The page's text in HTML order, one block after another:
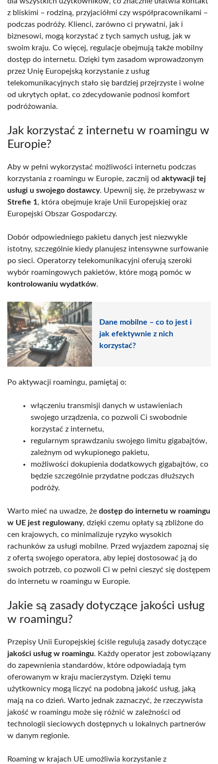
z bliskimi – rodziną, przyjaciółmi czy współpracownikami –
podczas podróży. Klienci, zarówno ci prywatni, jak i
biznesowi, mogą korzystać z tych samych usług, jak w
swoim kraju. Co więcej, regulacje obejmują także mobilny
dostęp do internetu. Dzięki tym zasadom wprowadzonym
przez Unię Europejską korzystanie z usług
telekomunikacyjnych stało się bardziej przejrzyste i wolne
od ukrytych opłat, co zdecydowanie podnosi komfort
podróżowania.
Jak korzystać z internetu w roamingu w
Europie?
Aby w pełni wykorzystać możliwości internetu podczas
korzystania z roamingu w Europie, zacznij od aktywacji tej
usługi u swojego dostawcy. Upewnij się, że przebywasz w
Strefie 1, która obejmuje kraje Unii Europejskiej oraz
Europejski Obszar Gospodarczy.
Dobór odpowiedniego pakietu danych jest niezwykle
istotny, szczególnie kiedy planujesz intensywne surfowanie
po sieci. Operatorzy telekomunikacyjni oferują szeroki
wybór roamingowych pakietów, które mogą pomóc w
kontrolowaniu wydatków.
Dane mobilne – co to jest i
jak efektywnie z nich
korzystać?
Po aktywacji roamingu, pamiętaj o:
włączeniu transmisji danych w ustawieniach
swojego urządzenia, co pozwoli Ci swobodnie
korzystać z internetu,
regularnym sprawdzaniu swojego limitu gigabajtów,
zależnym od wykupionego pakietu,
możliwości dokupienia dodatkowych gigabajtów, co
będzie szczególnie przydatne podczas dłuższych
podróży.
Warto mieć na uwadze, że dostęp do internetu w roamingu
w UE jest regulowany, dzięki czemu opłaty są zbliżone do
cen krajowych, co minimalizuje ryzyko wysokich
rachunków za usługi mobilne. Przed wyjazdem zapoznaj się
z ofertą swojego operatora, aby lepiej dostosować ją do
swoich potrzeb, co pozwoli Ci w pełni cieszyć się dostępem
do internetu w roamingu w Europie.
Jakie są zasady dotyczące jakości usług
w roamingu?
Przepisy Unii Europejskiej ściśle regulują zasady dotyczące
jakości usług w roamingu. Każdy operator jest zobowiązany
do zapewnienia standardów, które odpowiadają tym
oferowanym w kraju macierzystym. Dzięki temu
użytkownicy mogą liczyć na podobną jakość usług, jaką
mają na co dzień. Warto jednak zaznaczyć, że rzeczywista
jakość w roamingu może się różnić w zależności od
technologii sieciowych dostępnych u lokalnych partnerów
w danym regionie.
Roaming w krajach UE umożliwia korzystanie z